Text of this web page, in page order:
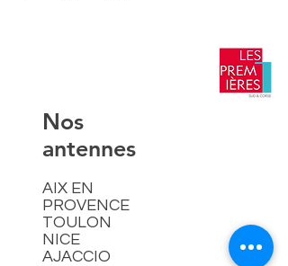
​Nos
antennes
AIX EN
PROVENCE
TOULON
NICE
AJACCIO​